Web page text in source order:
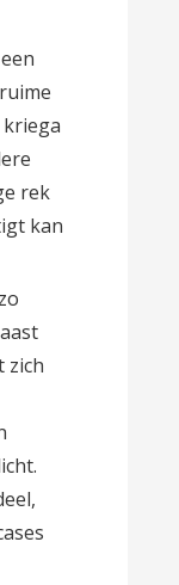
rek
kan
zich